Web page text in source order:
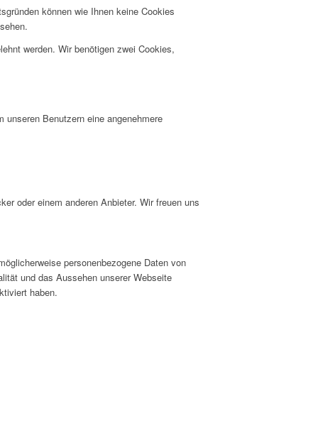
können wie Ihnen keine Cookies
werden. Wir benötigen zwei Cookies,
Benutzern eine angenehmere
oder einem anderen Anbieter. Wir freuen uns
personenbezogene Daten von
und das Aussehen unserer Webseite
haben.